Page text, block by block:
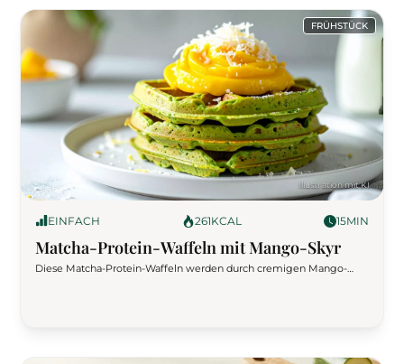
FRÜHSTÜCK
EINFACH 261KCAL 15MIN
Matcha-Protein-Waffeln mit Mango-Skyr
Diese Matcha-Protein-Waffeln werden durch cremigen Mango-